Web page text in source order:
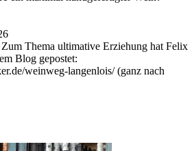
Thema ultimative Erziehung hat Felix
Blog gepostet:
weinweg-langenlois/ (ganz nach